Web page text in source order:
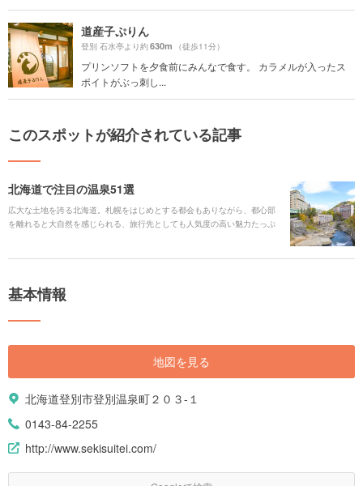
道産子ぷりん
登別 石水亭より約630m （徒歩11分）
プリンソフトを夕食前にみんなで食す。 カラメルが入ったス
ポイトがぶっ刺し...
このスポットが紹介されている記事
北海道で注目の温泉51選
広大な土地を誇る北海道。札幌をはじめとする都会もありながら、都心部
を離れると大自然を感じられる、旅行先としても人気度の高い魅力たっぷ
基本情報
地図を見る
北海道登別市登別温泉町２０３-１
0143-84-2255
http://www.sekisuitei.com/